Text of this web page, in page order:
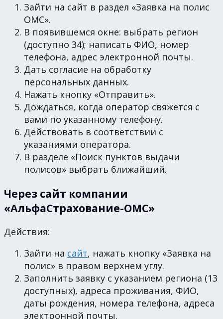
Зайти на сайт в раздел «Заявка на полис
ОМС».
В появившемся окне: выбрать регион
(доступно 34); написать ФИО, номер
телефона, адрес электронной почты.
Дать согласие на обработку
персональных данных.
Нажать кнопку «Отправить».
Дождаться, когда оператор свяжется с
вами по указанному телефону.
Действовать в соответствии с
указаниями оператора.
В разделе «Поиск пунктов выдачи
полисов» выбрать ближайший.
Через сайт компании
«АльфаСтрахование-ОМС»
Действия:
Зайти на сайт, нажать кнопку «Заявка на
полис» в правом верхнем углу.
Заполнить заявку с указанием региона (13
доступных), адреса проживания, ФИО,
даты рождения, номера телефона, адреса
электронной почты.